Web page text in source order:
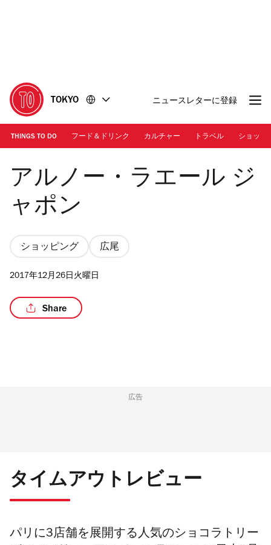
に
移
動
移
動
TOKYO ニュースレターに登録
THINGS TO DO フード＆ドリンク カルチャー トラベル ショッピ
アルノー・ラエール ジャポン
アルノー・ラエール ジ
ャポン
ショッピング 広尾
2017年12月26日火曜日
Share
広告
タイムアウトレビュー
パリに3店舗を展開する人気のショコラトリー